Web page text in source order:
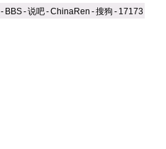
- BBS-说吧-ChinaRen -搜狗 - 17173